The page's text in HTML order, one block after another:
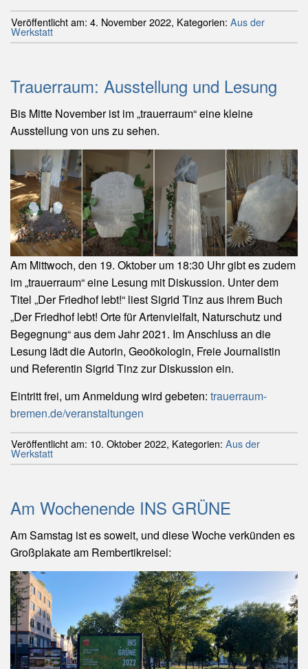
Veröffentlicht am: 4. November 2022, Kategorien: Aus der
Werkstatt
Trauerraum: Ausstellung und Lesung
Bis Mitte November ist im „trauerraum“ eine kleine
Ausstellung von uns zu sehen.
Am Mittwoch, den 19. Oktober um 18:30 Uhr gibt es zudem
im „trauerraum“ eine Lesung mit Diskussion. Unter dem
Titel „Der Friedhof lebt!“ liest Sigrid Tinz aus ihrem Buch
„Der Friedhof lebt! Orte für Artenvielfalt, Naturschutz und
Begegnung“ aus dem Jahr 2021. Im Anschluss an die
Lesung lädt die Autorin, Geoökologin, Freie Journalistin
und Referentin Sigrid Tinz zur Diskussion ein.
Eintritt frei, um Anmeldung wird gebeten: trauerraum-
bremen.de/veranstaltungen
Veröffentlicht am: 10. Oktober 2022, Kategorien: Aus der
Werkstatt
Am Wochenende INS GRÜNE
Am Samstag ist es soweit, und diese Woche verkünden es
Großplakate am Rembertikreisel: